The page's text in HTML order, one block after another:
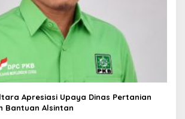
Apresiasi Upaya Dinas Pertanian
Bantuan Alsintan